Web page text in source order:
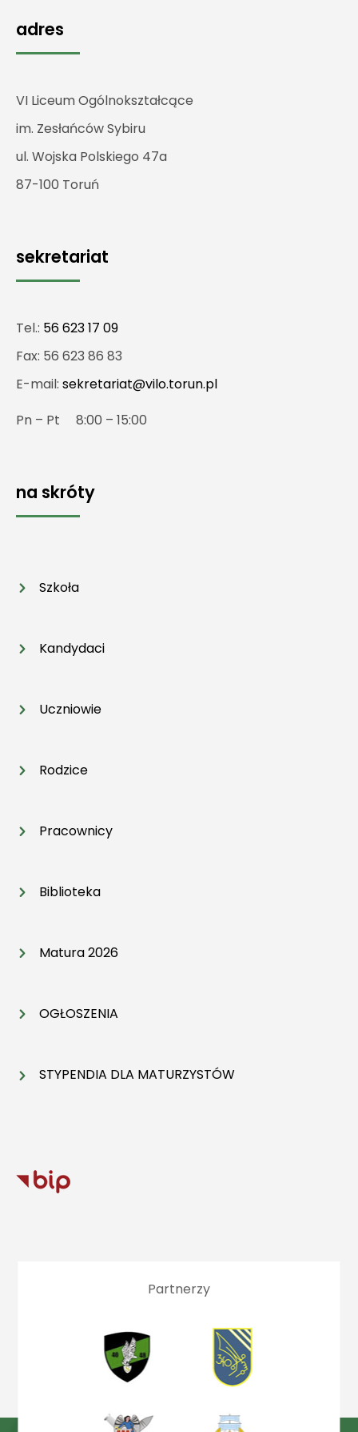
adres
VI Liceum Ogólnokształcące
im. Zesłańców Sybiru
ul. Wojska Polskiego 47a
87-100 Toruń
sekretariat
Tel.: 56 623 17 09
Fax: 56 623 86 83
E-mail: sekretariat@vilo.torun.pl
Pn – Pt 8:00 – 15:00
na skróty
Szkoła
Kandydaci
Uczniowie
Rodzice
Pracownicy
Biblioteka
Matura 2026
OGŁOSZENIA
STYPENDIA DLA MATURZYSTÓW
Partnerzy